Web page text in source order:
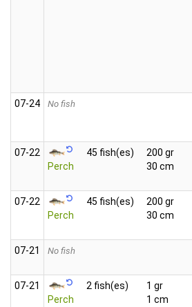
07‑24 No fish
07‑22
Perch
45 fish(es)
200 gr
30 cm
07‑22
Perch
45 fish(es)
200 gr
30 cm
07‑21 No fish
07‑21
Perch
2 fish(es)
1 gr
1 cm